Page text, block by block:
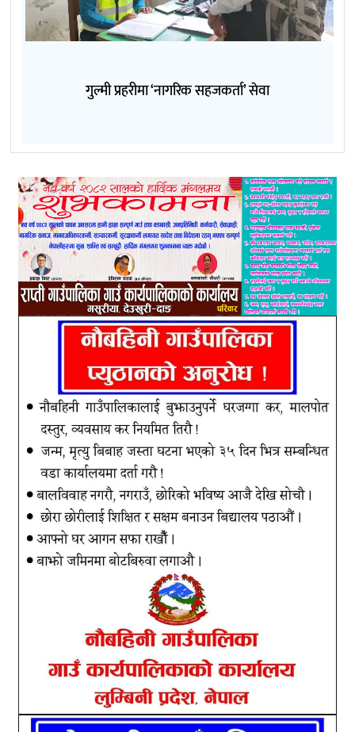
गुल्मी प्रहरीमा ‘नागरिक सहजकर्ता’ सेवा